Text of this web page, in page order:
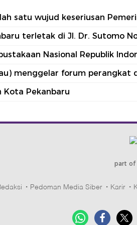
satu wujud keseriusan
terletak di Jl. Dr. Sutomo
Nasional Republik
menggelar forum perangkat
Kota Pekanbaru
part of
Pedoman Media Siber Karir